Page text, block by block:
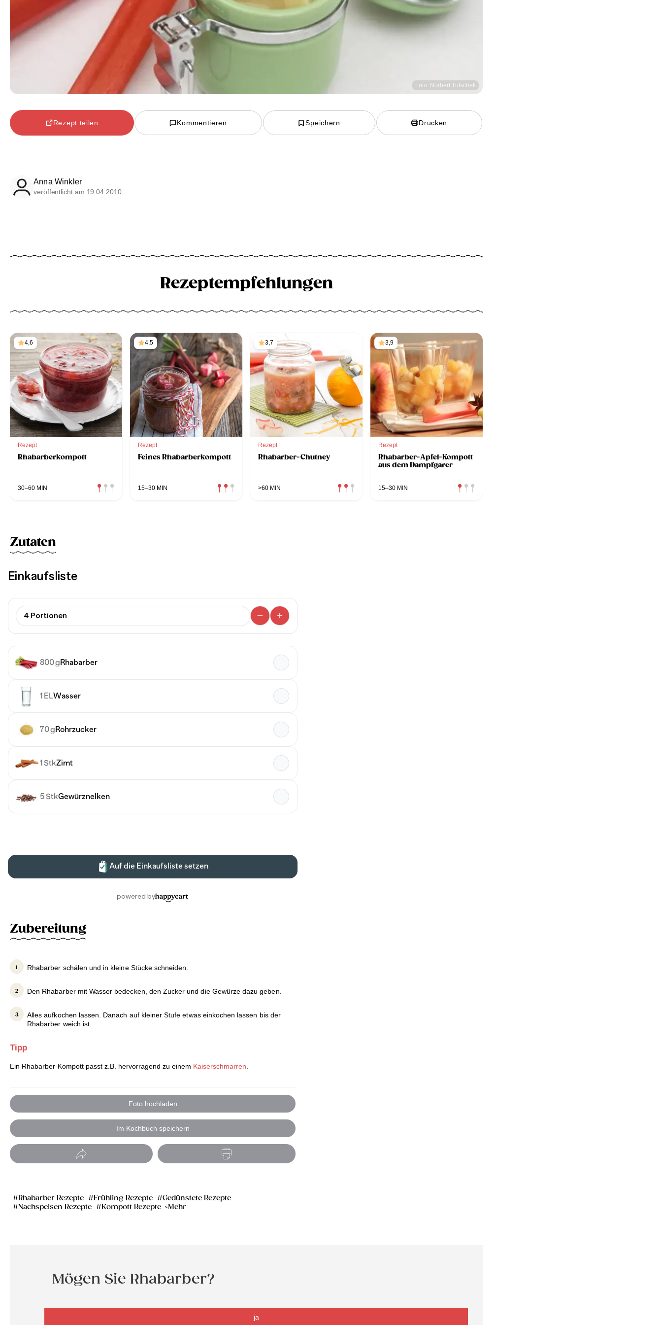
Foto: Norbert Tutschek
Rezept teilen Kommentieren Speichern Drucken
Anna Winkler
veröffentlicht am 19.04.2010
Rezeptempfehlungen
4,6
Rezept
Rhabarberkompott
30–60 MIN
4,5
Rezept
Feines Rhabarberkompott
15–30 MIN
3,7
Rezept
Rhabarber-Chutney
>60 MIN
3,9
Rezept
Rhabarber-Apfel-Kompott
aus dem Dampfgarer
15–30 MIN
Zutaten
Zubereitung
Rhabarber schälen und in kleine Stücke schneiden.
Den Rhabarber mit Wasser bedecken, den Zucker und die Gewürze dazu geben.
Alles aufkochen lassen. Danach auf kleiner Stufe etwas einkochen lassen bis der
Rhabarber weich ist.
Tipp
Ein Rhabarber-Kompott passt z.B. hervorragend zu einem Kaiserschmarren.
Foto hochladen
Im Kochbuch speichern
Rhabarber Rezepte Frühling Rezepte
Gedünstete Rezepte
Nachspeisen Rezepte
Kompott Rezepte Mehr
Mögen Sie Rhabarber?
ja